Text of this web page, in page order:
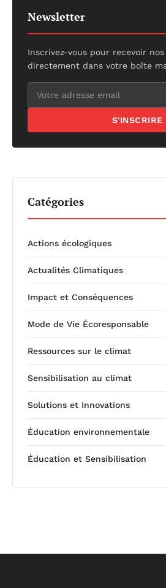
Newsletter
Inscrivez-vous pour recevoir
directement dans votre boîte
S'INSCRIRE
Catégories
Actions écologiques
Actualités Climatiques
Impact et Conséquences
Mode de Vie Écoresponsable
Ressources sur le climat
Sensibilisation au climat
Solutions et Innovations
Éducation environnementale
Éducation et Sensibilisation